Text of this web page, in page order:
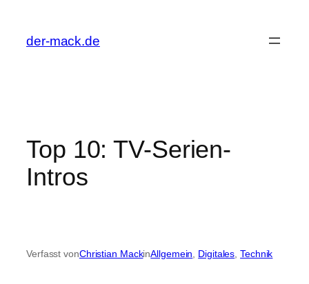
springen
der-mack.de
Top 10: TV-Serien-
Intros
Verfasst vonChristian MackinAllgemein Digitales , Technik